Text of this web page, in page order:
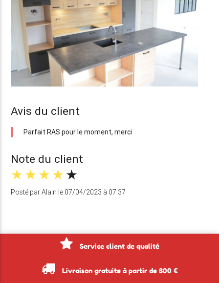
Avis du client
Parfait RAS pour le moment, merci
Note du client
Posté par Alain le 07/04/2023 à 07:37
Service client de qualité
Livraison gratuite à partir de 800 €